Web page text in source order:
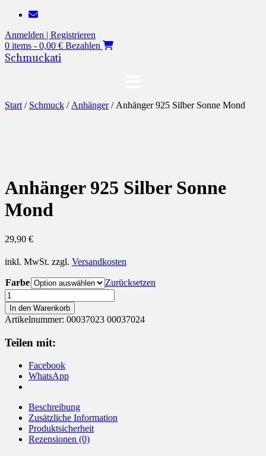
Zum
springen
Anmelden | Registrieren
0 items - 0,00 € Bezahlen
Schmuckati
Start / Schmuck / Anhänger/ Anhänger 925 Silber Sonne Mond
Anhänger 925 Silber Sonne
Mond
29,90 €
inkl. MwSt. zzgl. Versandkosten
Farbe
Zurücksetzen
Anhänger
925
Silber
Sonne
Mond
Menge
In den Warenkorb
Artikelnummer: 00037023 00037024
Teilen mit:
Facebook
WhatsApp
Beschreibung
Zusätzliche Information
Produktsicherheit
Rezensionen (0)